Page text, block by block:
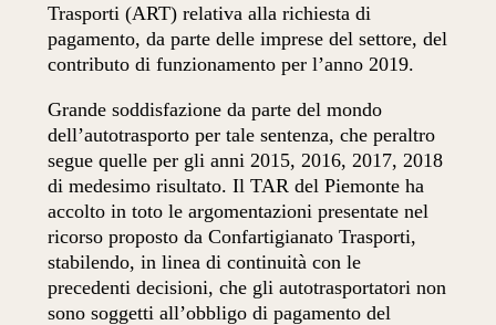
Trasporti (ART) relativa alla richiesta di
pagamento, da parte delle imprese del settore, del
contributo di funzionamento per l’anno 2019.
Grande soddisfazione da parte del mondo
dell’autotrasporto per tale sentenza, che peraltro
segue quelle per gli anni 2015, 2016, 2017, 2018
di medesimo risultato. Il TAR del Piemonte ha
accolto in toto le argomentazioni presentate nel
ricorso proposto da Confartigianato Trasporti,
stabilendo, in linea di continuità con le
precedenti decisioni, che gli autotrasportatori non
sono soggetti all’obbligo di pagamento del